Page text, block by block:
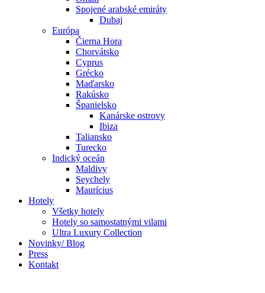
Spojené arabské emiráty
Dubaj
Európa
Čierna Hora
Chorvátsko
Cyprus
Grécko
Maďarsko
Rakúsko
Španielsko
Kanárske ostrovy
Ibiza
Taliansko
Turecko
Indický oceán
Maldivy
Seychely
Maurícius
Hotely
Všetky hotely
Hotely so samostatnými vilami
Ultra Luxury Collection
Novinky/ Blog
Press
Kontakt